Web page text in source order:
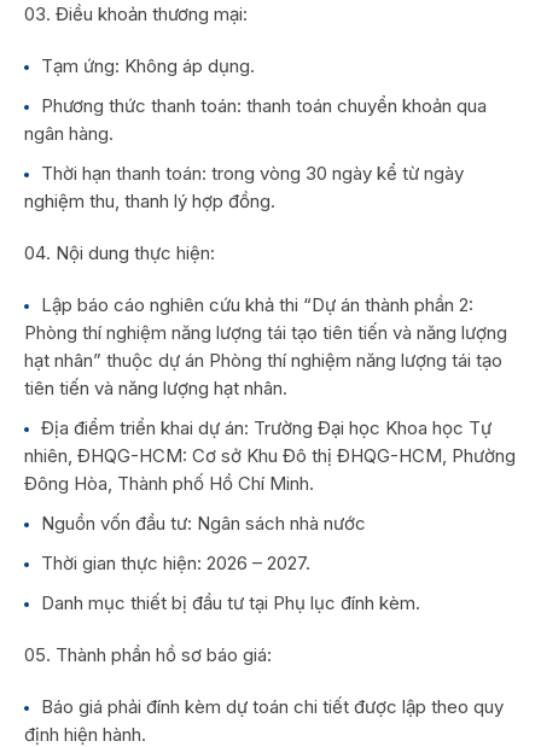
Điều khoản thương mại:
Tạm ứng: Không áp dụng.
Phương thức thanh toán: thanh toán chuyển khoản qua
ngân hàng.
Thời hạn thanh toán: trong vòng 30 ngày kể từ ngày
nghiệm thu, thanh lý hợp đồng.
Nội dung thực hiện:
Lập báo cáo nghiên cứu khả thi “Dự án thành phần 2:
Phòng thí nghiệm năng lượng tái tạo tiên tiến và năng lượng
hạt nhân” thuộc dự án Phòng thí nghiệm năng lượng tái tạo
tiên tiến và năng lượng hạt nhân.
Địa điểm triển khai dự án: Trường Đại học Khoa học Tự
nhiên, ĐHQG-HCM: Cơ sở Khu Đô thị ĐHQG-HCM, Phường
Đông Hòa, Thành phố Hồ Chí Minh.
Nguồn vốn đầu tư: Ngân sách nhà nước
Thời gian thực hiện: 2026 – 2027.
Danh mục thiết bị đầu tư tại Phụ lục đính kèm.
Thành phần hồ sơ báo giá:
Báo giá phải đính kèm dự toán chi tiết được lập theo quy
định hiện hành.